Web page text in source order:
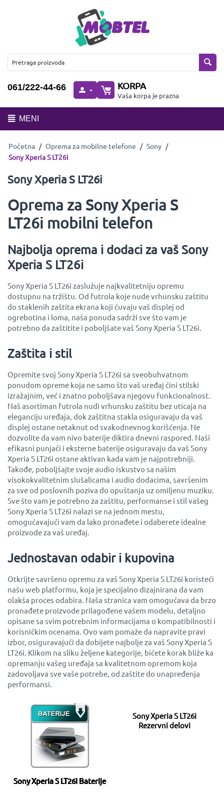
061/222-44-66 KORPA
Vaša korpa je prazna
MENI
Početna / Oprema za mobilne telefone / Sony /
Sony Xperia S LT26i
Sony Xperia S LT26i
Oprema za Sony Xperia S
LT26i mobilni telefon
Najbolja oprema i dodaci za vaš Sony
Xperia S LT26i
Sony Xperia S LT26i zaslužuje najkvalitetniju opremu
dostupnu na tržištu. Od futrola koje nude vrhunsku zaštitu
do staklenih zaštita ekrana koji čuvaju vaš displej od
ogrebotina i loma, naša ponuda sadrži sve što vam je
potrebno da zaštitite i poboljšate vaš Sony Xperia S LT26i.
Zaštita i stil
Opremite svoj Sony Xperia S LT26i sa sveobuhvatnom
ponudom opreme koja ne samo što vaš uređaj čini stilski
izražajnim, već i znatno poboljšava njegovu funkcionalnost.
Naš asortiman futrola nudi vrhunsku zaštitu bez uticaja na
eleganciju uređaja, dok zaštitna stakla osiguravaju da vaš
displej ostane netaknut od svakodnevnog korišćenja. Ne
dozvolite da vam nivo baterije diktira dnevni raspored. Naši
efikasni punjači i eksterne baterije osiguravaju da vaš Sony
Xperia S LT26i ostane aktivan kada vam je najpotrebniji.
Takođe, poboljšajte svoje audio iskustvo sa našim
visokokvalitetnim slušalicama i audio dodacima, savršenim
za sve od poslovnih poziva do opuštanja uz omiljenu muziku.
Sve što vam je potrebno za zaštitu, performanse i stil vašeg
Sony Xperia S LT26i nalazi se na jednom mestu,
omogućavajući vam da lako pronađete i odaberete idealne
proizvode za vaš uređaj.
Jednostavan odabir i kupovina
Otkrijte savršenu opremu za vaš Sony Xperia S LT26i koristeći
našu web platformu, koja je specijalno dizajnirana da vam
olakša proces odabira. Naša stranica vam omogućava da brzo
pronađete proizvode prilagođene vašem modelu, detaljno
opisane sa svim potrebnim informacijama o kompatibilnosti i
korisničkim ocenama. Ovo vam pomaže da napravite pravi
izbor, osiguravajući da dobijete najbolje za vaš Sony Xperia S
LT26i. Klikom na sliku željene kategorije, bićete korak bliže ka
opremanju vašeg uređaja sa kvalitetnom opremom koja
zadovoljava sve vaše potrebe, od zaštite do unapređenja
performansi.
Sony Xperia S LT26i Baterije
Sony Xperia S LT26i
Rezervni delovi